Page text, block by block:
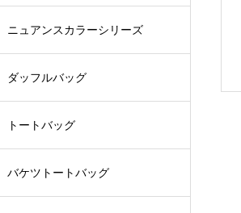
ニュアンスカラーシリーズ
ダッフルバッグ
トートバッグ
バケツトートバッグ